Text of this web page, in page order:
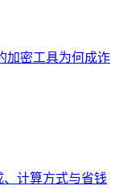
加密工具为何成诈
、计算方式与省钱